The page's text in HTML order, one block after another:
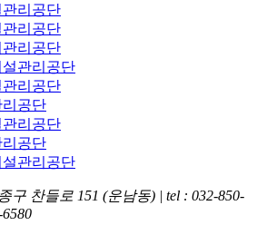
리공단
리공단
리공단
관리공단
리공단
공단
리공단
공단
관리공단
구 찬들로 151 (운남동) | tel : 032-850-